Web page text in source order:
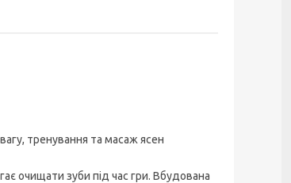
тренування та масаж ясен
очищати зуби під час гри. Вбудована